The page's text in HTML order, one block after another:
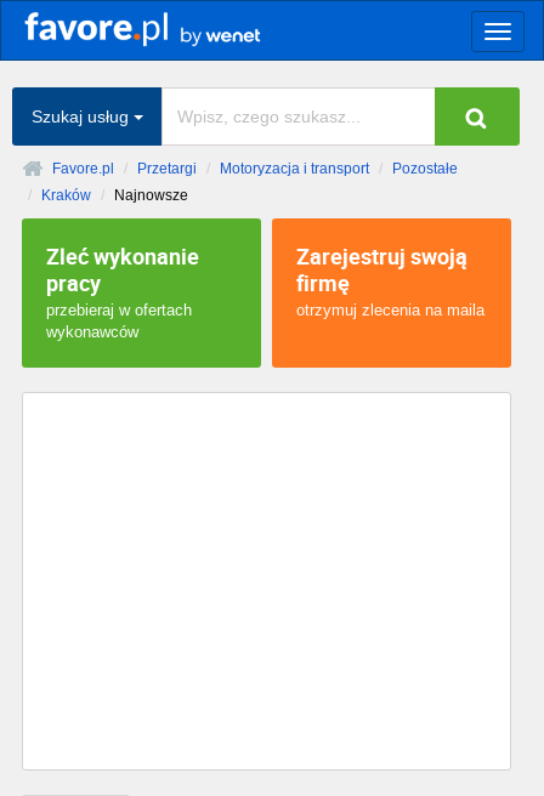
Szukaj usług
Favore.pl Przetargi Motoryzacja i transport
Pozostałe
Kraków
Najnowsze
Zleć wykonanie
pracy
przebieraj w ofertach
wykonawców
Zarejestruj swoją
firmę
otrzymuj zlecenia na maila